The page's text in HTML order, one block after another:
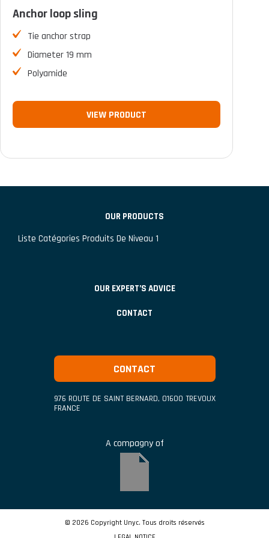
FILTER
Anchor loop sling
Tie anchor strap
Diameter 19 mm
Polyamide
VIEW PRODUCT
OUR PRODUCTS
Liste Catégories Produits De Niveau 1
OUR EXPERT’S ADVICE
CONTACT
CONTACT
976 ROUTE DE SAINT BERNARD, 01600 TREVOUX
FRANCE
A compagny of
© 2026 Copyright Unyc. Tous droits réservés